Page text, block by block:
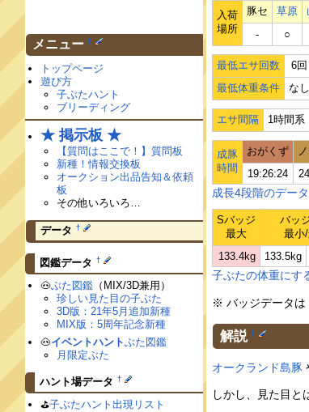
入荷
場所
豚セ 草原
‐
○
最低エサ回数 6回
最低体重条件
なし
エサ間隔 1時間系
成豚
時間
おがくず
19:26:24
成長4段階のデー
Sバッジ
最大
バッ
最小
133.4kg
133.5kg
子ぶたの体重にす
※ バッジデータは
解説 †
オークランド島豚
しかし、見た目と
メニュー †
トップページ
遊び方
子ぶたハント
ブリーディング
★ 掲示板 ★
【質問はここで！】質問板
新種！情報交換板
オークション出品告知＆依頼
板
その他いろいろ…
データ †
図鑑データ †
🐽ぶた図鑑 （MIX/3D兼用）
珍しい見た目の子ぶた
3D版：21年5月追加新種
MIX版：5周年記念新種
🐽イベントハントぶた図鑑
月限定ぶた
ハント場データ †
⛳️子ぶたハント出現リスト